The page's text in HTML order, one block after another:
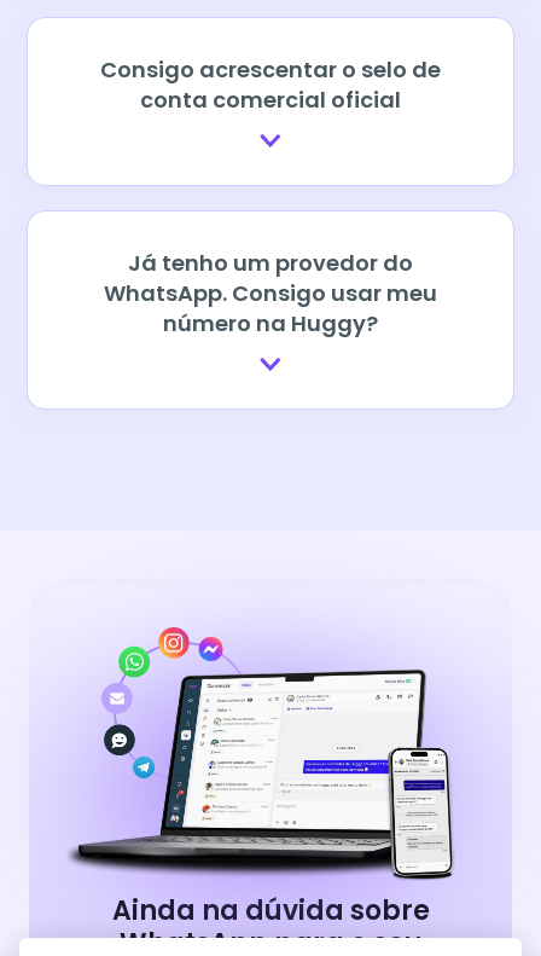
Consigo acrescentar o selo de
conta comercial oficial
Já tenho um provedor do
WhatsApp. Consigo usar meu
número na Huggy?
Ainda na dúvida sobre
WhatsApp para o seu